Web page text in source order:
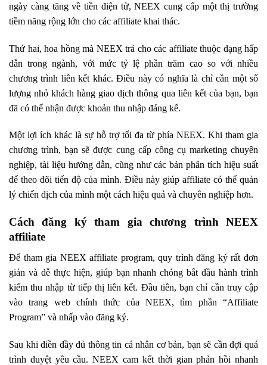
ngày càng tăng về tiền điện tử, NEEX cung cấp một thị trường
tiềm năng rộng lớn cho các affiliate khai thác.
Thứ hai, hoa hồng mà NEEX trả cho các affiliate thuộc dạng hấp
dẫn trong ngành, với mức tỷ lệ phần trăm cao so với nhiều
chương trình liên kết khác. Điều này có nghĩa là chỉ cần một số
lượng nhỏ khách hàng giao dịch thông qua liên kết của bạn, bạn
đã có thể nhận được khoản thu nhập đáng kể.
Một lợi ích khác là sự hỗ trợ tối đa từ phía NEEX. Khi tham gia
chương trình, bạn sẽ được cung cấp công cụ marketing chuyên
nghiệp, tài liệu hướng dẫn, cũng như các bản phân tích hiệu suất
để theo dõi tiến độ của mình. Điều này giúp affiliate có thể quản
lý chiến dịch của mình một cách hiệu quả và chuyên nghiệp hơn.
Cách đăng ký tham gia chương trình NEEX
affiliate
Để tham gia NEEX affiliate program, quy trình đăng ký rất đơn
giản và dễ thực hiện, giúp bạn nhanh chóng bắt đầu hành trình
kiếm thu nhập từ tiếp thị liên kết. Đầu tiên, bạn chỉ cần truy cập
vào trang web chính thức của NEEX, tìm phần “Affiliate
Program” và nhấp vào đăng ký.
Sau khi điền đầy đủ thông tin cá nhân cơ bản, bạn sẽ cần đợi quá
trình duyệt yêu cầu. NEEX cam kết thời gian phản hồi nhanh